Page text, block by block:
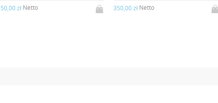
złNetto 350,00 złNetto